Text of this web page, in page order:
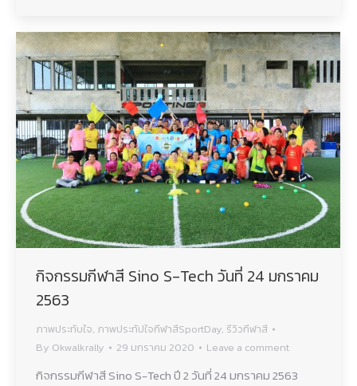
กิจกรรมกีฬาสี Sino S-Tech วันที่ 24 มกราคม
2563
ภาพประทับใจ, ภาพประทัปใจกีฬาสีSportDay, รีวิวกีฬาสี
By Okwalkrally 29 มกราคม 2020 Leave a comment
กิจกรรมกีฬาสี Sino S-Tech ปี 2 วันที่ 24 มกราคม 2563